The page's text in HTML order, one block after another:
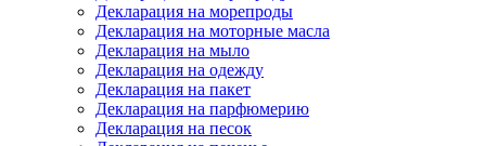
Декларация на морепроды
Декларация на моторные масла
Декларация на мыло
Декларация на одежду
Декларация на пакет
Декларация на парфюмерию
Декларация на песок